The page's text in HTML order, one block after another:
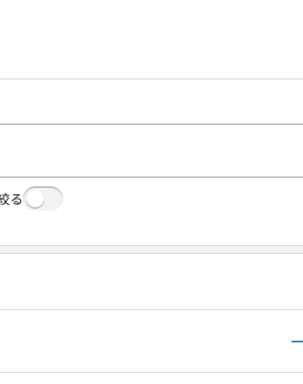
る